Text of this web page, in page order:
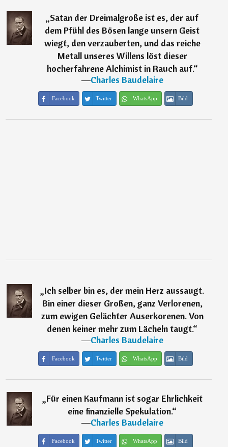
„Satan der Dreimalgroße ist es, der auf
dem Pfühl des Bösen lange unsern Geist
wiegt, den verzauberten, und das reiche
Metall unseres Willens löst dieser
hocherfahrene Alchimist in Rauch auf.“
―Charles Baudelaire
Facebook Twitter WhatsApp Bild
„Ich selber bin es, der mein Herz aussaugt.
Bin einer dieser Großen, ganz Verlorenen,
zum ewigen Gelächter Auserkorenen. Von
denen keiner mehr zum Lächeln taugt.“
―Charles Baudelaire
Facebook Twitter WhatsApp Bild
„Für einen Kaufmann ist sogar Ehrlichkeit
eine finanzielle Spekulation.“
―Charles Baudelaire
Facebook Twitter WhatsApp Bild